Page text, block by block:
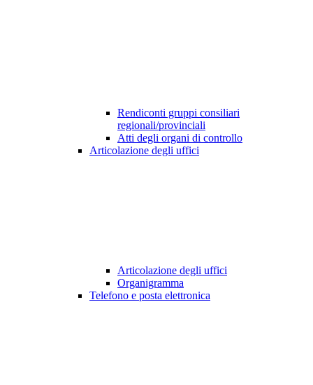
Rendiconti gruppi consiliari
regionali/provinciali
Atti degli organi di controllo
Articolazione degli uffici
Articolazione degli uffici
Organigramma
Telefono e posta elettronica